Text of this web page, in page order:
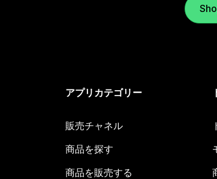
アプリカテゴリー
販売チャネル
商品を探す
商品を販売する